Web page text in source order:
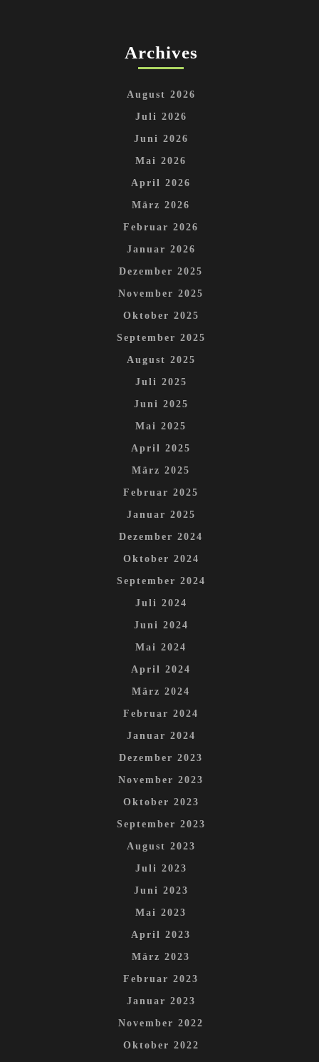
Archives
August 2026
Juli 2026
Juni 2026
Mai 2026
April 2026
März 2026
Februar 2026
Januar 2026
Dezember 2025
November 2025
Oktober 2025
September 2025
August 2025
Juli 2025
Juni 2025
Mai 2025
April 2025
März 2025
Februar 2025
Januar 2025
Dezember 2024
Oktober 2024
September 2024
Juli 2024
Juni 2024
Mai 2024
April 2024
März 2024
Februar 2024
Januar 2024
Dezember 2023
November 2023
Oktober 2023
September 2023
August 2023
Juli 2023
Juni 2023
Mai 2023
April 2023
März 2023
Februar 2023
Januar 2023
November 2022
Oktober 2022